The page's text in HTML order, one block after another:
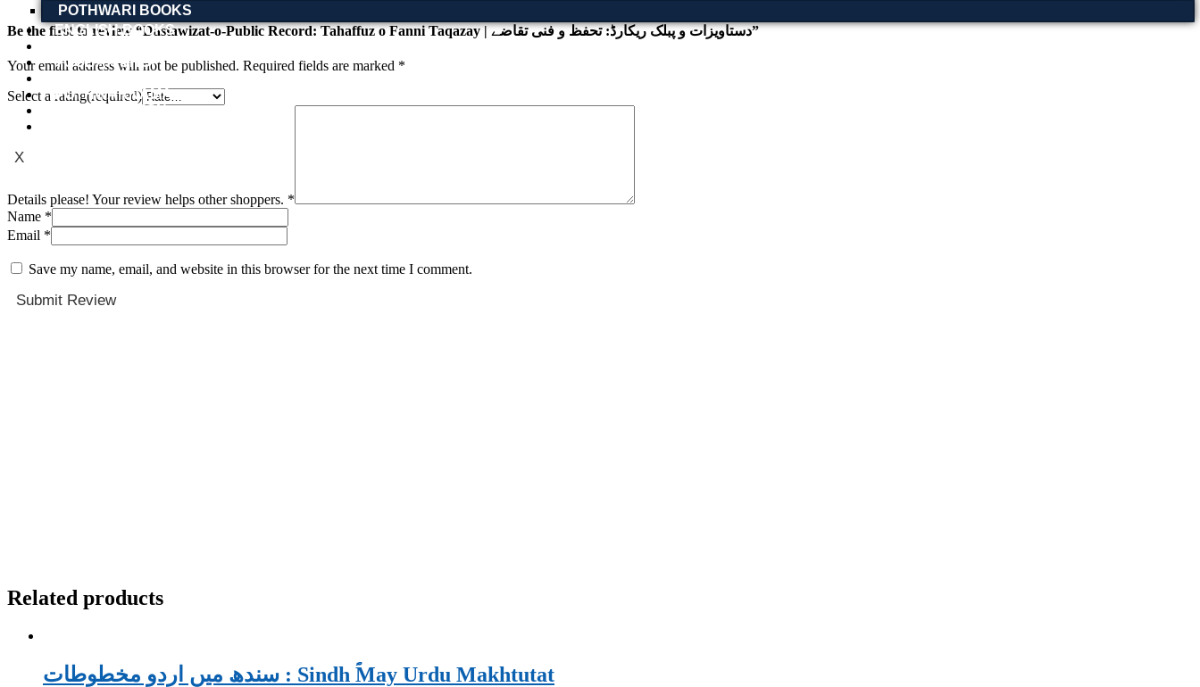
POTHWARI BOOKS
ENGLISH BOOKS
TOOBAA SHOP
POTHWARNAMA
SIRAAT DESIGN
X
Be the first to review “Dastawizat-o-Public Record: Tahaffuz o Fanni Taqazay | دستاویزات و پبلک ریکارڈ: تحفظ و فنی تقاضے”
Your email address will not be published. Required fields are marked *
Select a rating(required)
Details please! Your review helps other shoppers. *
Name *
Email *
Save my name, email, and website in this browser for the next time I comment.
Submit Review
Related products
سندھ میں اردو مخطوطات : Sindh ؐMay Urdu Makhtutat